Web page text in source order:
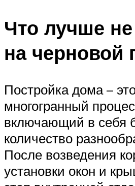
Что лучше
на черновой
Постройка дома –
многогранный
включающий в себя
количество
После возведения
установки окон и